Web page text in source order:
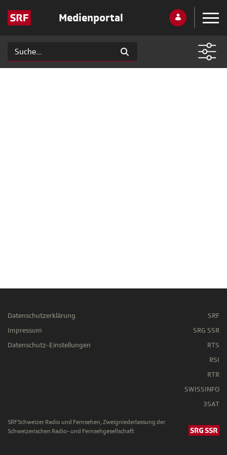
Medienportal
Datenschutzerklärung
Impressum
Datenschutz-Einstellungen
SRF
SRG SSR
RTS
RSI
RTR
SWISSINFO
3SAT
SRF Schweizer Radio und Fernsehen, Zweigniederlassung der
Schweizerischen Radio- und Fernsehgesellschaft